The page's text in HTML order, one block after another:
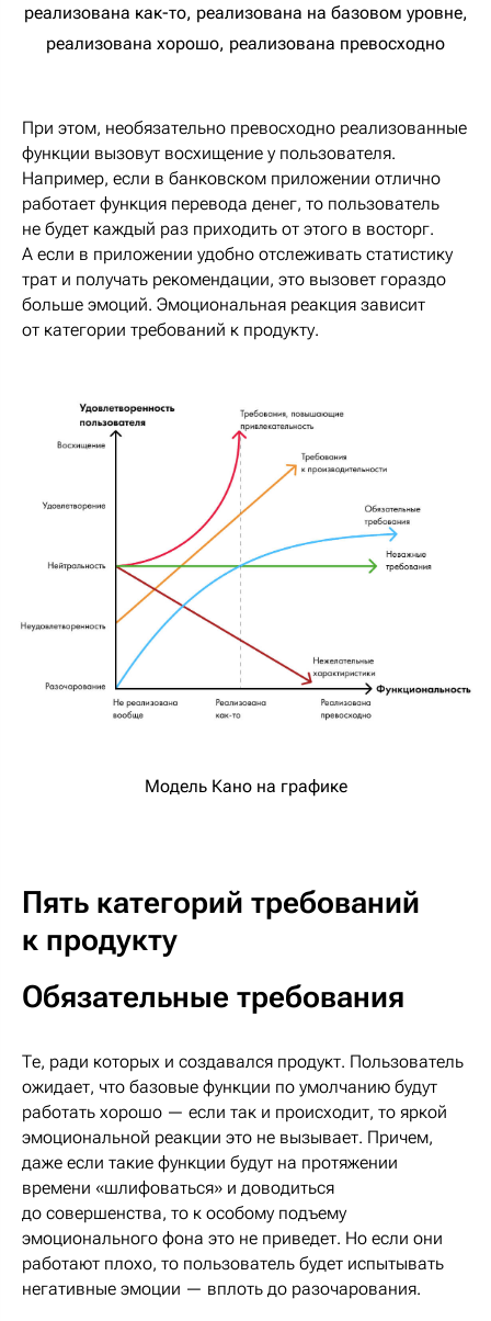
реализована как-то, реализована на базовом уровне,
реализована хорошо, реализована превосходно
При этом, необязательно превосходно реализованные
функции вызовут восхищение у пользователя.
Например, если в банковском приложении отлично
работает функция перевода денег, то пользователь
не будет каждый раз приходить от этого в восторг.
А если в приложении удобно отслеживать статистику
трат и получать рекомендации, это вызовет гораздо
больше эмоций. Эмоциональная реакция зависит
от категории требований к продукту.
Модель Кано на графике
Пять категорий требований
к продукту
Обязательные требования
Те, ради которых и создавался продукт. Пользователь
ожидает, что базовые функции по умолчанию будут
работать хорошо — если так и происходит, то яркой
эмоциональной реакции это не вызывает. Причем,
даже если такие функции будут на протяжении
времени «шлифоваться» и доводиться
до совершенства, то к особому подъему
эмоционального фона это не приведет. Но если они
работают плохо, то пользователь будет испытывать
негативные эмоции — вплоть до разочарования.